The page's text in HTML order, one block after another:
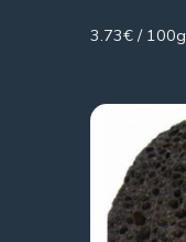
3.73€ / 100g